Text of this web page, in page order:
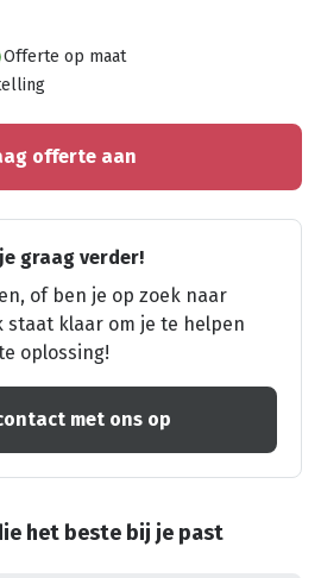
Offerte op maat
offerte aan
graag verder!
of ben je op zoek naar
staat klaar om je te helpen
oplossing!
met ons op
het beste bij je past